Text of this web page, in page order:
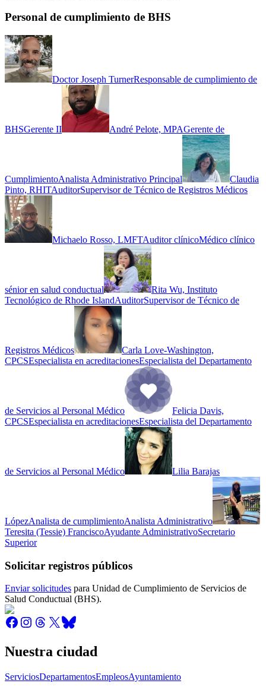
Personal de cumplimiento de BHS
Doctor Joseph TurnerResponsable de cumplimiento de
BHSGerente II André Pelote, MPAGerente de
CumplimientoAnalista Administrativo Principal
Claudia
Pinto, RHITAuditorSupervisor de Técnico de Registros Médicos
Michaelo Rosso, LMFTAuditor clínicoMédico clínico
sénior en salud conductual
Rita Wu, Instituto
Tecnológico de Rhode IslandAuditorSupervisor de Técnico de
Registros Médicos
Carla Love-Washington,
CPCSEspecialista en acreditacionesEspecialista del Departamento
de Servicios al Personal Médico
Felicia Davis,
CPCSEspecialista en acreditacionesEspecialista del Departamento
de Servicios al Personal Médico Lilia Barajas
LópezAnalista de cumplimientoAnalista Administrativo
Teresita (Tessie) FranciscoAyudante AdministrativoSecretario
Superior
Solicitar registros públicos
Enviar solicitudes para Unidad de Cumplimiento de Servicios de
Salud Conductual (BHS).
Nuestra ciudad
ServiciosDepartamentosEmpleosAyuntamiento